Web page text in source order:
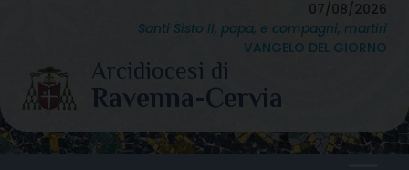
content
07/08/2026
Santi Sisto II, papa, e compagni, martiri
VANGELO DEL GIORNO